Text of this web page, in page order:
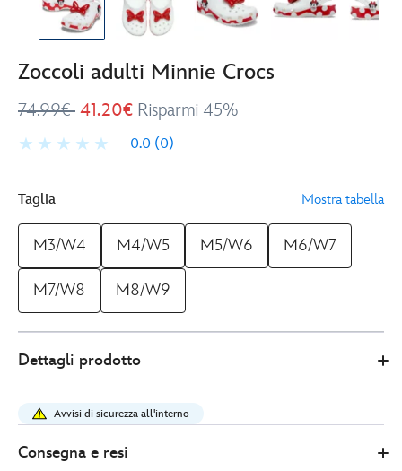
Zoccoli adulti Minnie Crocs
74.99€ 41.20€ Risparmi 45%
0.0 (0)
Taglia Mostra tabella
M3/W4 M4/W5 M5/W6 M6/W7
M7/W8 M8/W9
41.20
adulti-
minnie-
crocs-
Dettagli prodotto
Avvisi di sicurezza all'interno
Consegna e resi